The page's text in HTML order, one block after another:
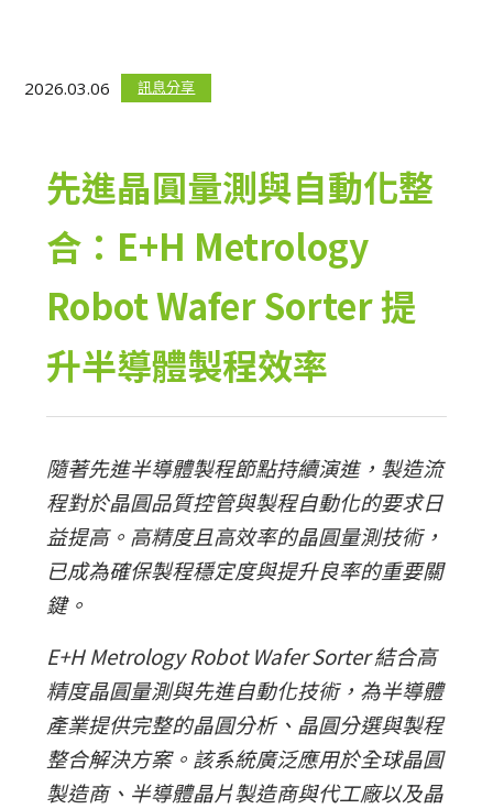
2026.03.06 訊息分享
先進晶圓量測與自動化整
合：E+H Metrology
Robot Wafer Sorter 提
升半導體製程效率
隨著先進半導體製程節點持續演進，製造流
程對於晶圓品質控管與製程自動化的要求日
益提高。高精度且高效率的晶圓量測技術，
已成為確保製程穩定度與提升良率的重要關
鍵。
E+H Metrology Robot Wafer Sorter 結合高
精度晶圓量測與先進自動化技術，為半導體
產業提供完整的晶圓分析、晶圓分選與製程
整合解決方案。該系統廣泛應用於全球晶圓
製造商、半導體晶片製造商與代工廠以及晶